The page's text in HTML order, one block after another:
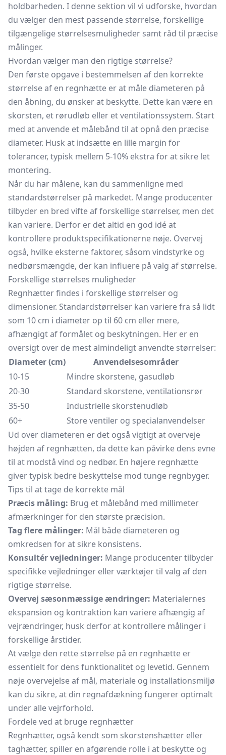
holdbarheden. I denne sektion vil vi udforske, hvordan
du vælger den mest passende størrelse, forskellige
tilgængelige størrelsesmuligheder samt råd til præcise
målinger.
Hvordan vælger man den rigtige størrelse?
Den første opgave i bestemmelsen af den korrekte
størrelse af en regnhætte er at måle diameteren på
den åbning, du ønsker at beskytte. Dette kan være en
skorsten, et rørudløb eller et ventilationssystem. Start
med at anvende et målebånd til at opnå den præcise
diameter. Husk at indsætte en lille margin for
tolerancer, typisk mellem 5-10% ekstra for at sikre let
montering.
Når du har målene, kan du sammenligne med
standardstørrelser på markedet. Mange producenter
tilbyder en bred vifte af forskellige størrelser, men det
kan variere. Derfor er det altid en god idé at
kontrollere produktspecifikationerne nøje. Overvej
også, hvilke eksterne faktorer, såsom vindstyrke og
nedbørsmængde, der kan influere på valg af størrelse.
Forskellige størrelses muligheder
Regnhætter findes i forskellige størrelser og
dimensioner. Standardstørrelser kan variere fra så lidt
som 10 cm i diameter op til 60 cm eller mere,
afhængigt af formålet og beskytningen. Her er en
oversigt over de mest almindeligt anvendte størrelser:
Diameter (cm)
Anvendelsesområder
10-15
Mindre skorstene, gasudløb
20-30
Standard skorstene, ventilationsrør
35-50
Industrielle skorstenudløb
60+
Store ventiler og specialanvendelser
Ud over diameteren er det også vigtigt at overveje
højden af regnhætten, da dette kan påvirke dens evne
til at modstå vind og nedbør. En højere regnhætte
giver typisk bedre beskyttelse mod tunge regnbyger.
Tips til at tage de korrekte mål
Præcis måling: Brug et målebånd med millimeter
afmærkninger for den største præcision.
Tag flere målinger: Mål både diameteren og
omkredsen for at sikre konsistens.
Konsultér vejledninger: Mange producenter tilbyder
specifikke vejledninger eller værktøjer til valg af den
rigtige størrelse.
Overvej sæsonmæssige ændringer: Materialernes
ekspansion og kontraktion kan variere afhængig af
vejrændringer, husk derfor at kontrollere målinger i
forskellige årstider.
At vælge den rette størrelse på en regnhætte er
essentielt for dens funktionalitet og levetid. Gennem
nøje overvejelse af mål, materiale og installationsmiljø
kan du sikre, at din regnafdækning fungerer optimalt
under alle vejrforhold.
Fordele ved at bruge regnhætter
Regnhætter, også kendt som skorstenshætter eller
taghætter, spiller en afgørende rolle i at beskytte og